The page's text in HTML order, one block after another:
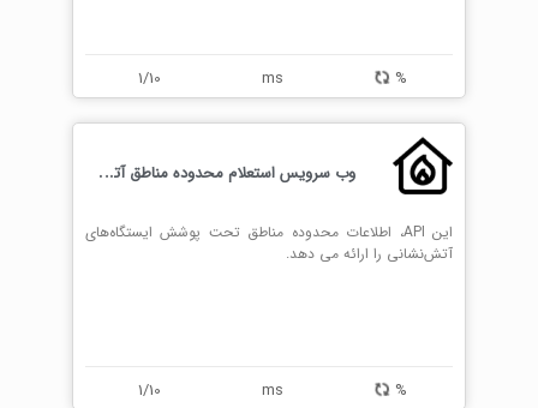
%
ms
1/10
و
ب سرویس استعلام محدوده مناطق آتش‌نشانی
این API، اطلاعات محدوده مناطق تحت پوشش ایستگاه‌های
آتش‌نشانی را ارائه می دهد.
%
ms
1/10